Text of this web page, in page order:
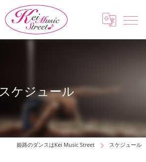
スケジュール
姫路のダンスはKei Music Street スケジュール